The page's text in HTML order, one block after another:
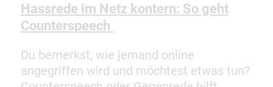
Hassrede im Netz kontern: So geht
Counterspeech
Du bemerkst, wie jemand online
angegriffen wird und möchtest etwas tun?